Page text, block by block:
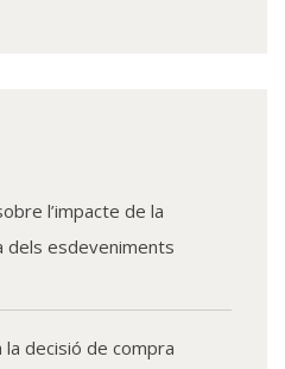
l’impacte de la
dels esdeveniments
la decisió de compra